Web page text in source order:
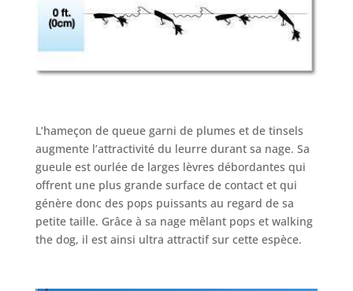
L’hameçon de queue garni de plumes et de tinsels
augmente l’attractivité du leurre durant sa nage. Sa
gueule est ourlée de larges lèvres débordantes qui
offrent une plus grande surface de contact et qui
génère donc des pops puissants au regard de sa
petite taille. Grâce à sa nage mêlant pops et walking
the dog, il est ainsi ultra attractif sur cette espèce.